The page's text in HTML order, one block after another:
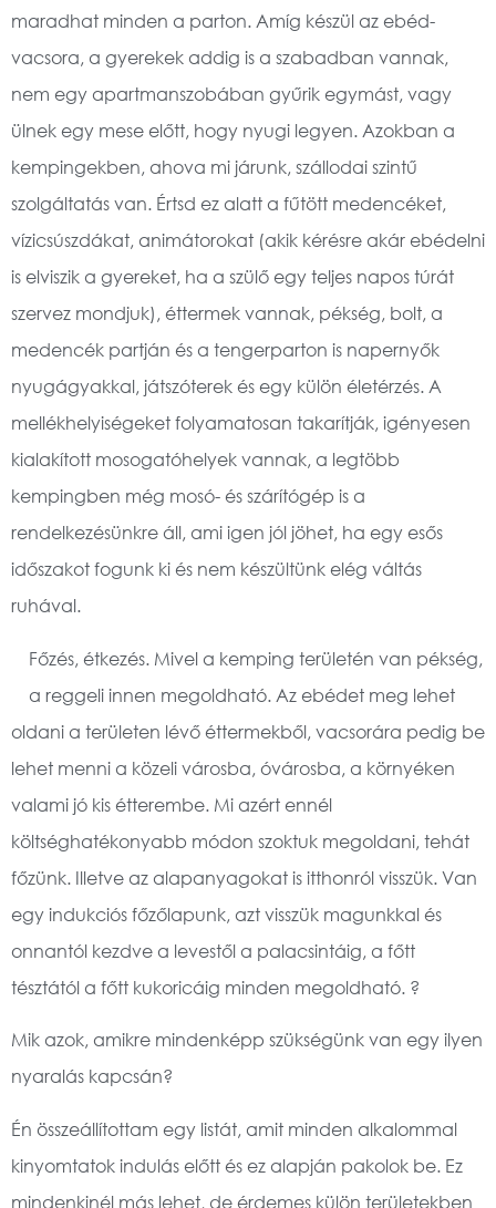
maradhat minden a parton. Amíg készül az ebéd-
vacsora, a gyerekek addig is a szabadban vannak,
nem egy apartmanszobában gyűrik egymást, vagy
ülnek egy mese előtt, hogy nyugi legyen. Azokban a
kempingekben, ahova mi járunk, szállodai szintű
szolgáltatás van. Értsd ez alatt a fűtött medencéket,
vízicsúszdákat, animátorokat (akik kérésre akár ebédelni
is elviszik a gyereket, ha a szülő egy teljes napos túrát
szervez mondjuk), éttermek vannak, pékség, bolt, a
medencék partján és a tengerparton is napernyők
nyugágyakkal, játszóterek és egy külön életérzés. A
mellékhelyiségeket folyamatosan takarítják, igényesen
kialakított mosogatóhelyek vannak, a legtöbb
kempingben még mosó- és szárítógép is a
rendelkezésünkre áll, ami igen jól jöhet, ha egy esős
időszakot fogunk ki és nem készültünk elég váltás
ruhával.
Főzés, étkezés. Mivel a kemping területén van pékség,
a reggeli innen megoldható. Az ebédet meg lehet
oldani a területen lévő éttermekből, vacsorára pedig be
lehet menni a közeli városba, óvárosba, a környéken
valami jó kis étterembe. Mi azért ennél
költséghatékonyabb módon szoktuk megoldani, tehát
főzünk. Illetve az alapanyagokat is itthonról visszük. Van
egy indukciós főzőlapunk, azt visszük magunkkal és
onnantól kezdve a levestől a palacsintáig, a főtt
tésztától a főtt kukoricáig minden megoldható. ?
Mik azok, amikre mindenképp szükségünk van egy ilyen
nyaralás kapcsán?
Én összeállítottam egy listát, amit minden alkalommal
kinyomtatok indulás előtt és ez alapján pakolok be. Ez
mindenkinél más lehet, de érdemes külön területekben